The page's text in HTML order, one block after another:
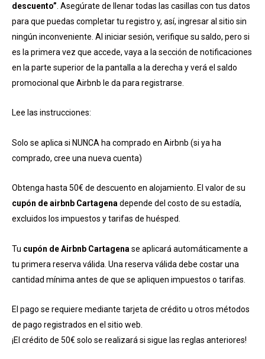
descuento” . Asegúrate de llenar todas las casillas con tus datos
para que puedas completar tu registro y, así, ingresar al sitio sin
ningún inconveniente. Al iniciar sesión, verifique su saldo, pero si
es la primera vez que accede, vaya a la sección de notificaciones
en la parte superior de la pantalla a la derecha y verá el saldo
promocional que Airbnb le da para registrarse.
Lee las instrucciones:
Solo se aplica si NUNCA ha comprado en Airbnb (si ya ha
comprado, cree una nueva cuenta)
Obtenga hasta 50€ de descuento en alojamiento. El valor de su
cupón de airbnb Cartagena depende del costo de su estadía,
excluidos los impuestos y tarifas de huésped.
Tu cupón de Airbnb Cartagena se aplicará automáticamente a
tu primera reserva válida. Una reserva válida debe costar una
cantidad mínima antes de que se apliquen impuestos o tarifas.
El pago se requiere mediante tarjeta de crédito u otros métodos
de pago registrados en el sitio web.
¡El crédito de 50€ solo se realizará si sigue las reglas anteriores!